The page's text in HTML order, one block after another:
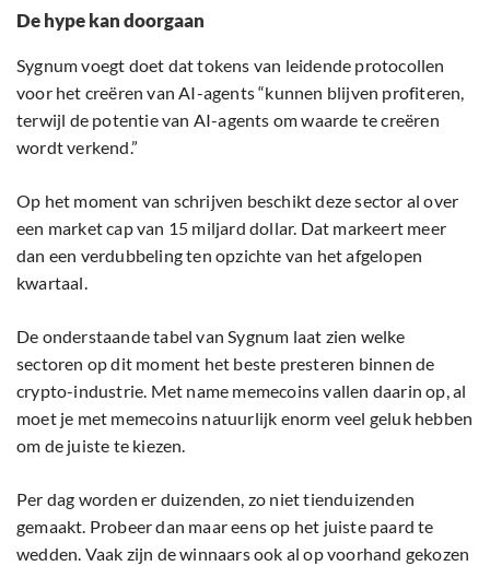
De hype kan doorgaan
Sygnum voegt doet dat tokens van leidende protocollen
voor het creëren van AI-agents “kunnen blijven profiteren,
terwijl de potentie van AI-agents om waarde te creëren
wordt verkend.”
Op het moment van schrijven beschikt deze sector al over
een market cap van 15 miljard dollar. Dat markeert meer
dan een verdubbeling ten opzichte van het afgelopen
kwartaal.
De onderstaande tabel van Sygnum laat zien welke
sectoren op dit moment het beste presteren binnen de
crypto-industrie. Met name memecoins vallen daarin op, al
moet je met memecoins natuurlijk enorm veel geluk hebben
om de juiste te kiezen.
Per dag worden er duizenden, zo niet tienduizenden
gemaakt. Probeer dan maar eens op het juiste paard te
wedden. Vaak zijn de winnaars ook al op voorhand gekozen